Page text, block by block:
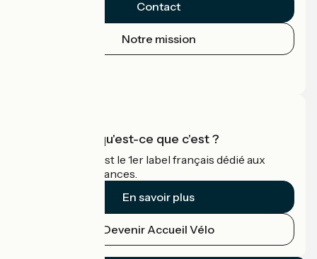
Contact
Notre mission
Accueil Vélo qu'est-ce que c'est ?
Accueil Vélo c'est le 1er label français dédié aux
cyclistes en vacances.
En savoir plus
Devenir Accueil Vélo